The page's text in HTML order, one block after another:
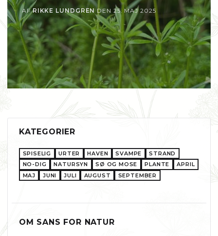
AFRIKKE LUNDGREN DEN 25. MAJ 2025
KATEGORIER
SPISELIG URTER HAVEN SVAMPE
STRAND
NO-DIG
NATURSYN SØ OG MOSE PLANTE
APRIL
MAJ
JUNI JULI AUGUST SEPTEMBER
OM SANS FOR NATUR